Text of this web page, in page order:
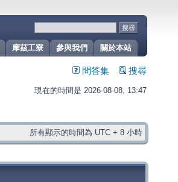
關於本站
參與我們
摩茲工寮
問答集 搜尋
現在的時間是 2026-08-08, 13:47
所有顯示的時間為 UTC + 8 小時